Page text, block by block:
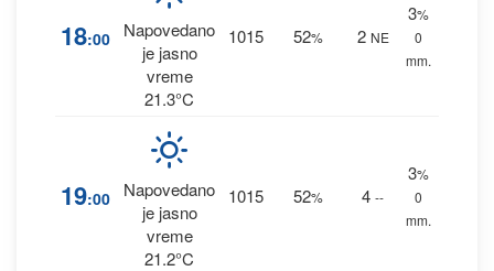
18:00
Napovedano
je jasno
vreme
21.3°C
1015 52% 2 NE
3%
0
mm.
19:00
Napovedano
je jasno
vreme
21.2°C
1015 52% 4 --
3%
0
mm.